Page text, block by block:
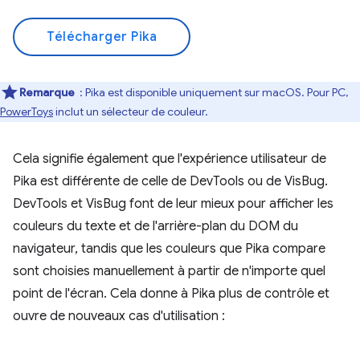
Télécharger Pika
Remarque : Pika est disponible uniquement sur macOS. Pour PC,
PowerToysinclut un sélecteur de couleur.
Cela signifie également que l'expérience utilisateur de
Pika est différente de celle de DevTools ou de VisBug.
DevTools et VisBug font de leur mieux pour afficher les
couleurs du texte et de l'arrière-plan du DOM du
navigateur, tandis que les couleurs que Pika compare
sont choisies manuellement à partir de n'importe quel
point de l'écran. Cela donne à Pika plus de contrôle et
ouvre de nouveaux cas d'utilisation :